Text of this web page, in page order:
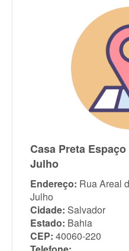
Casa Preta
Julho
Endereço: Rua Areal
Julho
Cidade: Salvador
Estado: Bahia
CEP: 40060-220